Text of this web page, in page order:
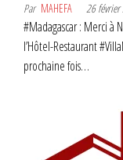
Par MAHEFA 26
#Madagascar : Merci à
l’Hôtel-Restaurant
prochaine fois…